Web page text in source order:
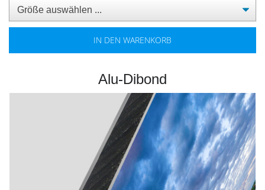
IN DEN WARENKORB
Alu-Dibond